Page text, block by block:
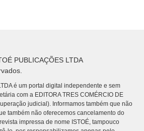
PUBLICAÇÕES LTDA
é um portal digital independente e sem
com a EDITORA TRES COMÉRCIO DE
judicial). Informamos também que não
também não oferecemos cancelamento do
impressa de nome ISTOÉ, tampouco